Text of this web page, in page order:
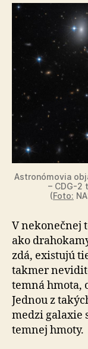
Astronómovia
– CDG-2
(Foto:
V nekonečnej
ako
zdá, existujú
takmer
temná hmota,
Jednou z
me­dzi galaxie
temnej hmoty.